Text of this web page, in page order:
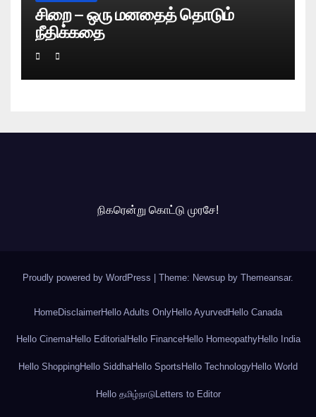
சிறை – ஒரு மனதைத் தொடும்
நீதிக்கதை
நிகரென்று கொட்டு முரசே!
Proudly powered by WordPress Theme: Newsup by Themeansar.
HomeDisclaimerHello Adults OnlyHello AyurvedHello Canada
Hello CinemaHello Editorial Hello FinanceHello HomeopathyHello India
Hello ShoppingHello SiddhaHello Sports Hello TechnologyHello World
Hello தமிழ்நாடுLetters to Editor